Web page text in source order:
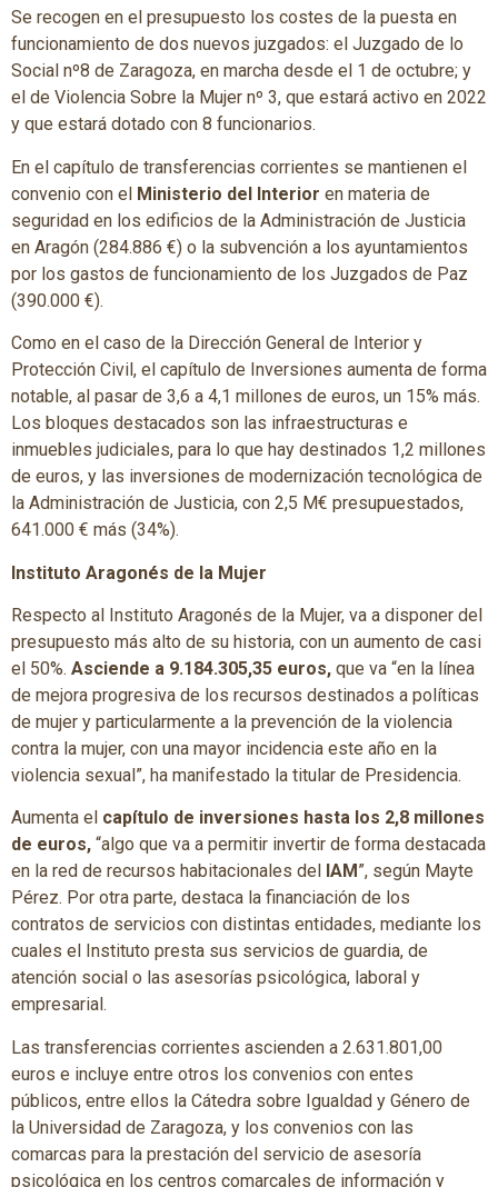
Se recogen en el presupuesto los costes de la puesta en
funcionamiento de dos nuevos juzgados: el Juzgado de lo
Social nº8 de Zaragoza, en marcha desde el 1 de octubre; y
el de Violencia Sobre la Mujer nº 3, que estará activo en 2022
y que estará dotado con 8 funcionarios.
En el capítulo de transferencias corrientes se mantienen el
convenio con el Ministerio del Interior en materia de
seguridad en los edificios de la Administración de Justicia
en Aragón (284.886 €) o la subvención a los ayuntamientos
por los gastos de funcionamiento de los Juzgados de Paz
(390.000 €).
Como en el caso de la Dirección General de Interior y
Protección Civil, el capítulo de Inversiones aumenta de forma
notable, al pasar de 3,6 a 4,1 millones de euros, un 15% más.
Los bloques destacados son las infraestructuras e
inmuebles judiciales, para lo que hay destinados 1,2 millones
de euros, y las inversiones de modernización tecnológica de
la Administración de Justicia, con 2,5 M€ presupuestados,
641.000 € más (34%).
Instituto Aragonés de la Mujer
Respecto al Instituto Aragonés de la Mujer, va a disponer del
presupuesto más alto de su historia, con un aumento de casi
el 50%. Asciende a 9.184.305,35 euros, que va “en la línea
de mejora progresiva de los recursos destinados a políticas
de mujer y particularmente a la prevención de la violencia
contra la mujer, con una mayor incidencia este año en la
violencia sexual”, ha manifestado la titular de Presidencia.
Aumenta el capítulo de inversiones hasta los 2,8 millones
de euros, “algo que va a permitir invertir de forma destacada
en la red de recursos habitacionales del
IAM ”, según Mayte
Pérez. Por otra parte, destaca la financiación de los
contratos de servicios con distintas entidades, mediante los
cuales el Instituto presta sus servicios de guardia, de
atención social o las asesorías psicológica, laboral y
empresarial.
Las transferencias corrientes ascienden a 2.631.801,00
euros e incluye entre otros los convenios con entes
públicos, entre ellos la Cátedra sobre Igualdad y Género de
la Universidad de Zaragoza, y los convenios con las
comarcas para la prestación del servicio de asesoría
psicológica en los centros comarcales de información y